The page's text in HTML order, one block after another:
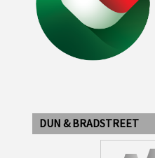
DUN & BRADSTREET